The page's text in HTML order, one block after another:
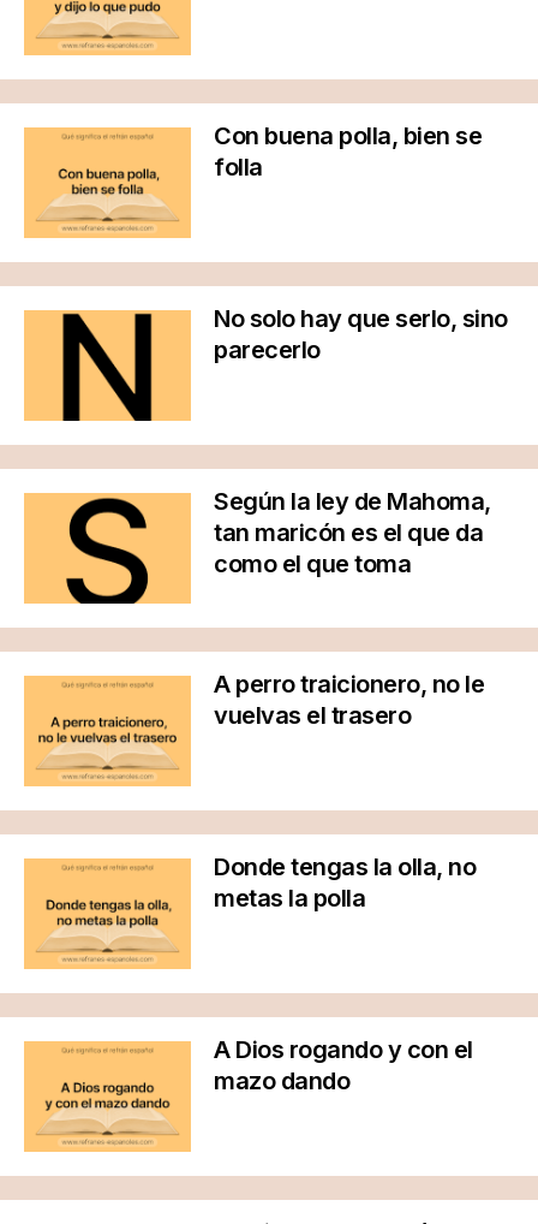
Con buena polla, bien se
folla
No solo hay que serlo, sino
parecerlo
Según la ley de Mahoma,
tan maricón es el que da
como el que toma
A perro traicionero, no le
vuelvas el trasero
Donde tengas la olla, no
metas la polla
A Dios rogando y con el
mazo dando